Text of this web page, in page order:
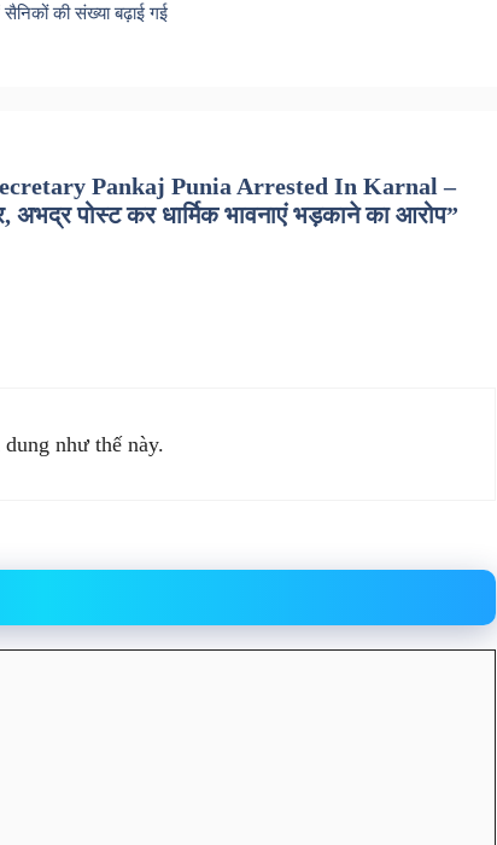
की संख्या बढ़ाई गई
Pankaj Punia Arrested In Karnal –
अभद्र पोस्ट कर धार्मिक भावनाएं भड़काने का आरोप”
như thế này.